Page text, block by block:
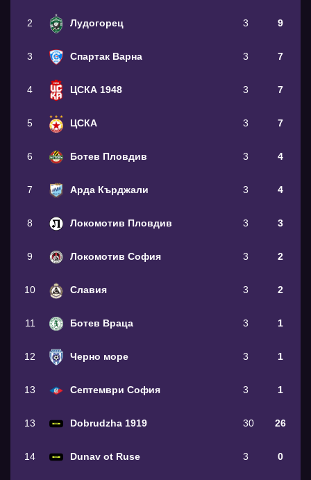
2 Лудогорец 3 9
3 Спартак Варна 3 7
4 ЦСКА 1948 3 7
5 ЦСКА 3 7
6 Ботев Пловдив 3 4
7 Арда Кърджали 3 4
8 Локомотив Пловдив 3 3
9 Локомотив София 3 2
10 Славия 3 2
11 Ботев Враца 3 1
12 Черно море 3 1
13 Септември София 3 1
13 Dobrudzha 1919 30 26
14 Dunav ot Ruse 3 0